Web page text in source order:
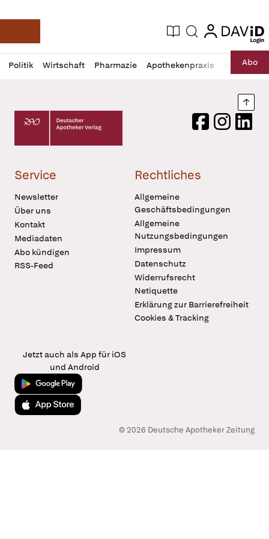
Deutsche Apotheker Zeitung
Aktuelle Ausgabe
Suche login
login
Politik Wirtschaft Pharmazie Apothekenpraxis RechtAbo
Profil
öffnen
Daz
Pur
Deutscher Apotheker Verlag Logo
FacebookInstagram
Service
Newsletter
Über uns
Kontakt
Mediadaten
Abo kündigen
RSS-Feed
Rechtliches
Allgemeine
Geschäftsbedingungen
Allgemeine
Nutzungsbedingungen
Impressum
Datenschutz
Widerrufsrecht
Netiquette
Erklärung zur Barrierefreiheit
Cookies & Tracking
Jetzt auch als App für iOS
und Android
Jetzt bei Google Play
Laden im App Store
© 2026 Deutsche Apotheker Zeitung